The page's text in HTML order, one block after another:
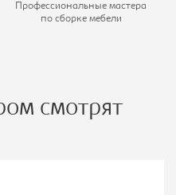
Профессиональные мастера
по сборке мебели
смотрят